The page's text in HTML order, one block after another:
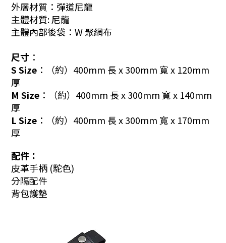
外層材質：彈道尼龍
主體材質: 尼龍
主體內部後袋：W 聚網布
尺寸︰
S Size︰
（約）400mm 長 x 300mm 寬 x 120mm
厚
M Size︰
（約）400mm 長 x 300mm 寬 x 140mm
厚
L Size︰
（約）400mm 長 x 300mm 寬 x 170mm
厚
配件：
皮革手柄 (駝色)
分隔配件
背包護墊